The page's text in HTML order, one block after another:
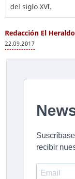
del siglo XVI.
Redacción El Heraldo
22.09.2017